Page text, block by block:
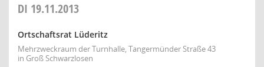
DI 19.11.2013
Ortschaftsrat Lüderitz
Mehrzweckraum der Turnhalle, Tangermünder Straße 43
in Groß Schwarzlosen